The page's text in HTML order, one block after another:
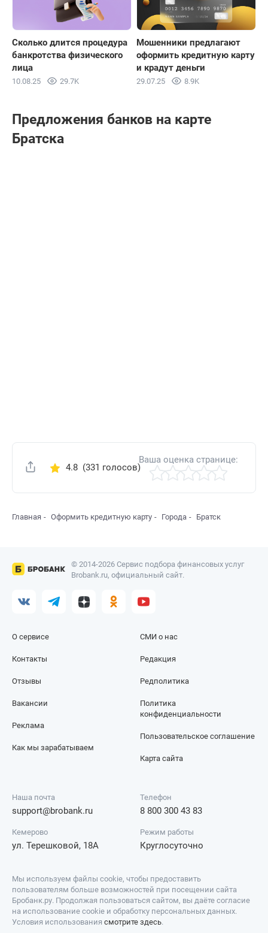
Сколько длится процедура
банкротства физического
лица
10.08.25 29.7K
Мошенники предлагают
оформить кредитную карту
и крадут деньги
29.07.25 8.9K
Предложения банков на карте
Братска
Поделиться
4.8(331 голосов)
Ваша оценка странице:
Главная Оформить кредитную карту Города Братск
© 2014-2026 Сервис подбора финансовых услуг
Brobank.ru, официальный сайт.
О сервисе
Контакты
Отзывы
СМИ о нас
Редакция
Редполитика
Вакансии
Реклама
Как мы зарабатываем
Политика
конфиденциальности
Пользовательское соглашение
Карта сайта
Наша почта
support@brobank.ru
Телефон
8 800 300 43 83
Кемерово
ул. Терешковой, 18А
Режим работы
Круглосуточно
Мы используем файлы cookie, чтобы предоставить
пользователям больше возможностей при посещении сайта
Бробанк.ру. Продолжая пользоваться сайтом, вы даёте согласие
на использование cookie и обработку персональных данных.
Условия использования смотрите здесь.